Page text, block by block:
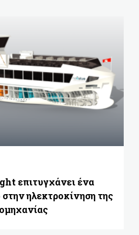
επιτυγχάνει ένα
ηλεκτροκίνηση της